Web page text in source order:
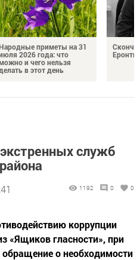
приметы на 31
2026 года: что
и чего нельзя
в этот день
служб
1192 0 0
коррупции
«Ящиков гласности», при
о необходимости